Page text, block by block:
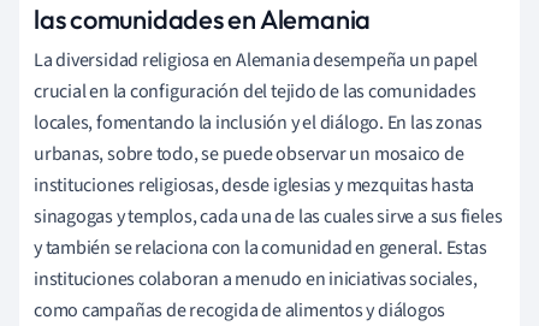
las comunidades en Alemania
La diversidad religiosa en Alemania desempeña un papel
crucial en la configuración del tejido de las comunidades
locales, fomentando la inclusión y el diálogo. En las zonas
urbanas, sobre todo, se puede observar un mosaico de
instituciones religiosas, desde iglesias y mezquitas hasta
sinagogas y templos, cada una de las cuales sirve a sus fieles
y también se relaciona con la comunidad en general. Estas
instituciones colaboran a menudo en iniciativas sociales,
como campañas de recogida de alimentos y diálogos